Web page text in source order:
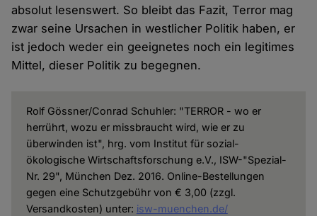
absolut lesenswert. So bleibt das Fazit, Terror mag
zwar seine Ursachen in westlicher Politik haben, er
ist jedoch weder ein geeignetes noch ein legitimes
Mittel, dieser Politik zu begegnen.
Rolf Gössner/Conrad Schuhler: "TERROR - wo er
herrührt, wozu er missbraucht wird, wie er zu
überwinden ist", hrg. vom Institut für sozial-
ökologische Wirtschaftsforschung e.V., ISW-"Spezial-
Nr. 29", München Dez. 2016. Online-Bestellungen
gegen eine Schutzgebühr von € 3,00 (zzgl.
Versandkosten) unter: isw-muenchen.de/